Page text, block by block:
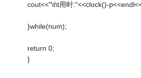
cout<<"\t\t用时:"<<clock()-
}while(num);
return 0;
}